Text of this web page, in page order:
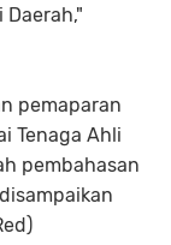
pemaparan
Tenaga Ahli
pembahasan